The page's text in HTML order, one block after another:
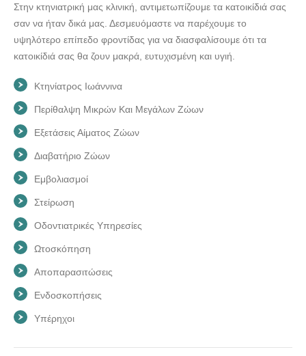
Στην κτηνιατρική μας κλινική, αντιμετωπίζουμε τα κατοικίδιά σας
σαν να ήταν δικά μας. Δεσμευόμαστε να παρέχουμε το
υψηλότερο επίπεδο φροντίδας για να διασφαλίσουμε ότι τα
κατοικίδιά σας θα ζουν μακρά, ευτυχισμένη και υγιή.
Κτηνίατρος Ιωάννινα
Περίθαλψη Μικρών Και Μεγάλων Ζώων
Εξετάσεις Αίματος Ζώων
Διαβατήριο Ζώων
Εμβολιασμοί
Στείρωση
Οδοντιατρικές Υπηρεσίες
Ωτοσκόπηση
Αποπαρασιτώσεις
Ενδοσκοπήσεις
Υπέρηχοι